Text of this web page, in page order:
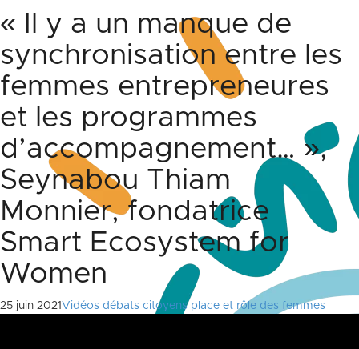
« Il y a un manque de
synchronisation entre les
femmes entrepreneures
et les programmes
d’accompagnement… »,
Seynabou Thiam
Monnier, fondatrice
Smart Ecosystem for
Women
25 juin 2021 Vidéos débats citoyens place et rôle des femmes